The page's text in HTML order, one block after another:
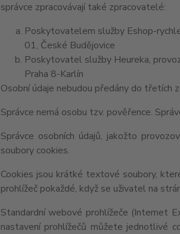
správce zpracovávají také zpracovatelé:
Poskytovatelem služby Eshop-
01, České Budějovice
Poskytovatel služby Heureka,
Praha 8-Karlín
Osobní údaje nebudou předány do třetích
Správce nemá osobu tzv. pověřence.
Správce osobních údajů, jakožto
soubory cookies.
Cookies jsou krátké textové soubory,
prohlížeč pokaždé, když se uživatel na
Standardní webové prohlížeče (Internet
nastavení prohlížečů můžete jednotlivé